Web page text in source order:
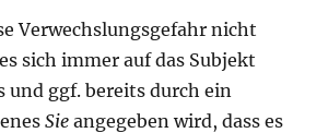
Verwechslungsgefahr nicht
sich immer auf das Subjekt
und ggf. bereits durch ein
Sie angegeben wird, dass es